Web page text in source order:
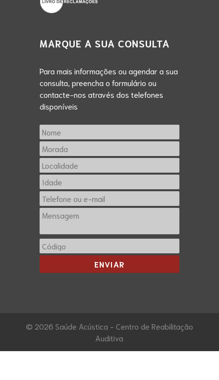
MARQUE A SUA CONSULTA
Para mais informações ou agendar a sua
consulta, preencha o formulário ou
contacte-nos através dos telefones
disponíveis
© 2026 Saúde Acústica - Centro de Reabilitação
Auditiva